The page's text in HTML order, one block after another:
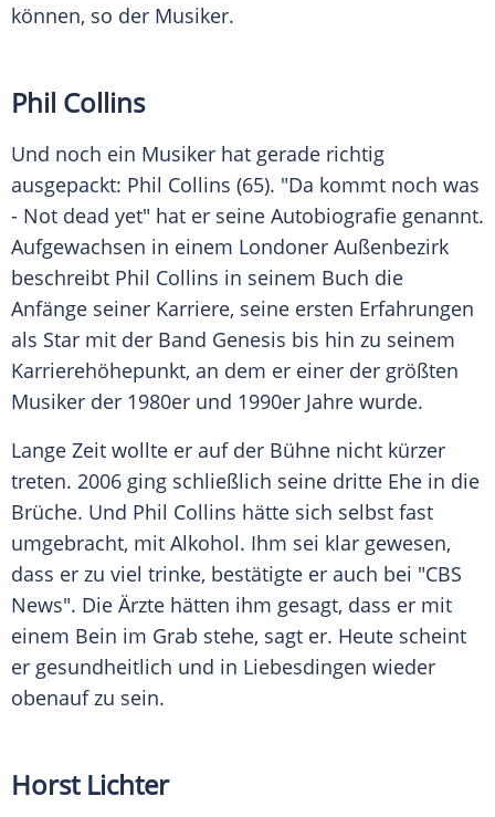
können, so der Musiker.
Phil Collins
Und noch ein Musiker hat gerade richtig
ausgepackt: Phil Collins (65). "Da kommt noch was
- Not dead yet" hat er seine Autobiografie genannt.
Aufgewachsen in einem Londoner Außenbezirk
beschreibt Phil Collins in seinem Buch die
Anfänge seiner Karriere, seine ersten Erfahrungen
als Star mit der Band Genesis bis hin zu seinem
Karrierehöhepunkt, an dem er einer der größten
Musiker der 1980er und 1990er Jahre wurde.
Lange Zeit wollte er auf der Bühne nicht kürzer
treten. 2006 ging schließlich seine dritte Ehe in die
Brüche. Und Phil Collins hätte sich selbst fast
umgebracht, mit Alkohol. Ihm sei klar gewesen,
dass er zu viel trinke, bestätigte er auch bei "CBS
News". Die Ärzte hätten ihm gesagt, dass er mit
einem Bein im Grab stehe, sagt er. Heute scheint
er gesundheitlich und in Liebesdingen wieder
obenauf zu sein.
Horst Lichter